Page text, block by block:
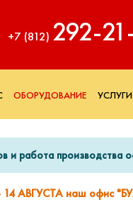
+7 (812)
ОБОРУДОВАНИЕ УСЛУГИ
и работа
14 АВГУСТА наш офис